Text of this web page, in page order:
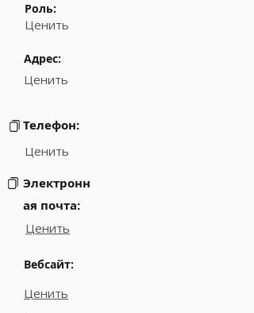
Роль:
Ценить
Адрес:
Ценить
Телефон:
Ценить
Электронн
ая почта:
Ценить
Вебсайт:
Ценить